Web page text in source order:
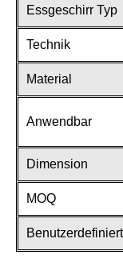
Essgeschirr Typ
Technik
Material
Anwendbar
Dimension
MOQ
Benutzerdefiniert